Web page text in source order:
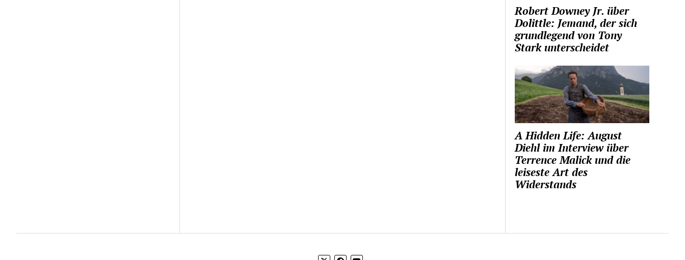
Robert Downey Jr. über
Dolittle: Jemand, der sich
grundlegend von Tony
Stark unterscheidet
A Hidden Life: August
Diehl im Interview über
Terrence Malick und die
leiseste Art des
Widerstands